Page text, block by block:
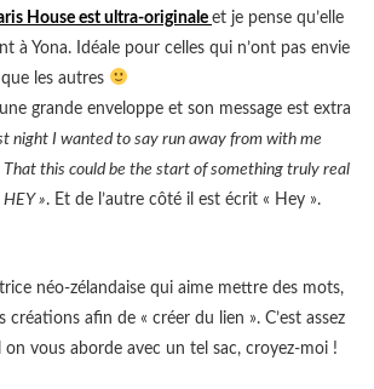
House est ultra-originale et je pense qu’elle
à Yona. Idéale pour celles qui n’ont pas envie
les autres
grande enveloppe et son message est extra
night I wanted to say run away from with me
this could be the start of something truly real
». Et de l’autre côté il est écrit « Hey ».
néo-zélandaise qui aime mettre des mots,
créations afin de « créer du lien ». C’est assez
on vous aborde avec un tel sac, croyez-moi !